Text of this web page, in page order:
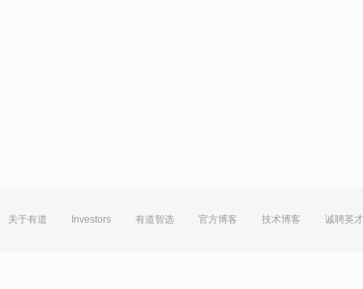
关于有道 Investors 有道智选 官方博客 技术博客 诚聘英才